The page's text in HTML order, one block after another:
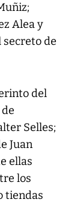
Alea y
secreto de
del
Selles;
Juan
ellas
los
tiendas